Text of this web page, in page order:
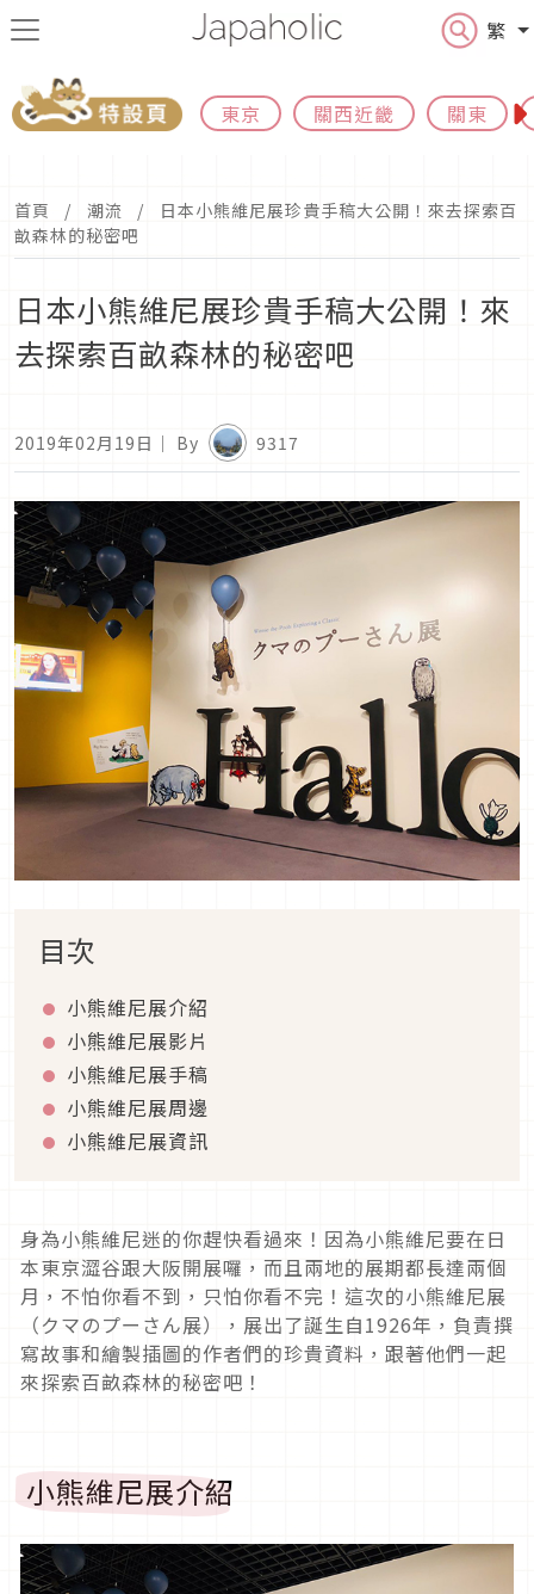
繁
東京 關西近畿 關東
首頁 潮流
日本小熊維尼展珍貴手稿大公開！來去探索百
畝森林的秘密吧
日本小熊維尼展珍貴手稿大公開！來
去探索百畝森林的秘密吧
2019年02月19日 ｜ By 9317
目次
小熊維尼展介紹
小熊維尼展影片
小熊維尼展手稿
小熊維尼展周邊
小熊維尼展資訊
身為小熊維尼迷的你趕快看過來！因為小熊維尼要在日
本東京澀谷跟大阪開展囉，而且兩地的展期都長達兩個
月，不怕你看不到，只怕你看不完！這次的小熊維尼展
（クマのプーさん展），展出了誕生自1926年，負責撰
寫故事和繪製插圖的作者們的珍貴資料，跟著他們一起
來探索百畝森林的秘密吧！
小熊維尼展介紹